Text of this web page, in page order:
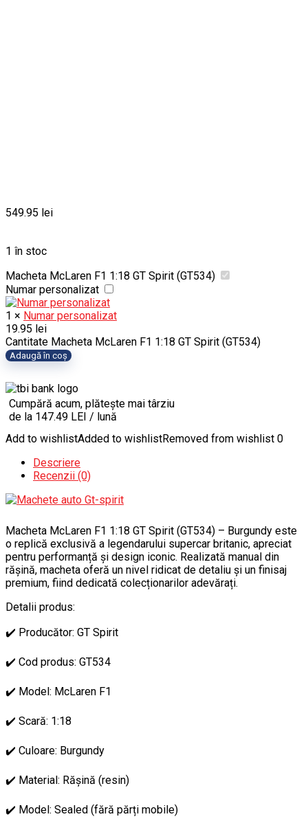
549.95 lei
1 în stoc
Macheta McLaren F1 1:18 GT Spirit (GT534)
Numar personalizat
1 × Numar personalizat
19.95 lei
Cantitate Macheta McLaren F1 1:18 GT Spirit (GT534)
Adaugă în coș
Cumpără acum, plătește mai târziu
de la 147.49 LEI / lună
Add to wishlistAdded to wishlistRemoved from wishlist 0
Descriere
Recenzii (0)
Macheta McLaren F1 1:18 GT Spirit (GT534) – Burgundy este
o replică exclusivă a legendarului supercar britanic, apreciat
pentru performanță și design iconic. Realizată manual din
rășină, macheta oferă un nivel ridicat de detaliu și un finisaj
premium, fiind dedicată colecționarilor adevărați.
Detalii produs:
✔️ Producător: GT Spirit
✔️ Cod produs: GT534
✔️ Model: McLaren F1
✔️ Scară: 1:18
✔️ Culoare: Burgundy
✔️ Material: Rășină (resin)
✔️ Model: Sealed (fără părți mobile)